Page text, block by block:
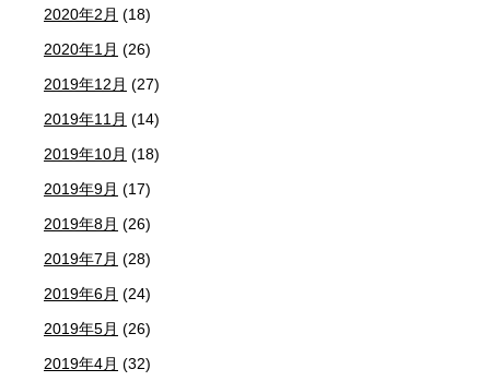
2020年2月 (18)
2020年1月 (26)
2019年12月 (27)
2019年11月 (14)
2019年10月 (18)
2019年9月 (17)
2019年8月 (26)
2019年7月 (28)
2019年6月 (24)
2019年5月 (26)
2019年4月 (32)